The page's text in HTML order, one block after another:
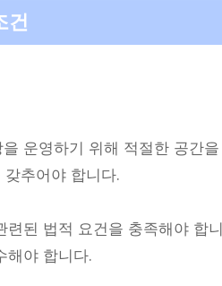
건
운영하기 위해 적절한 공간
추어야 합니다.
련된 법적 요건을 충족해야 합
해야 합니다.